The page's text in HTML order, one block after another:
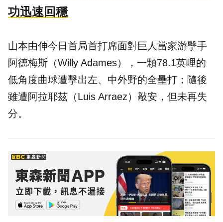
功迅速回穩
山本由伸今日首局首打席面對巨人當家游擊手
阿德梅斯（Willy Adames），一顆78.1英哩的
低角度曲球遭擊出左、中外野的全壘打；隨後
雖遭阿拉耶茲（Luis Arraez）敲安，但未再失
分。